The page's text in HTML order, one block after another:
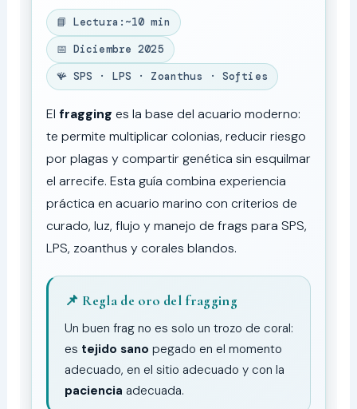
📘 Lectura: ~10 min
📅 Diciembre 2025
🪸 SPS · LPS · Zoanthus · Softies
El fragging es la base del acuario moderno:
te permite multiplicar colonias, reducir riesgo
por plagas y compartir genética sin esquilmar
el arrecife. Esta guía combina experiencia
práctica en acuario marino con criterios de
curado, luz, flujo y manejo de frags para SPS,
LPS, zoanthus y corales blandos.
📌 Regla de oro del fragging
Un buen frag no es solo un trozo de coral:
es tejido sano pegado en el momento
adecuado, en el sitio adecuado y con la
paciencia adecuada.